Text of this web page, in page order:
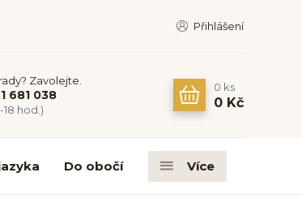
Přihlášení
Zavolejte.
681 038
hod.)
0 ks
0 Kč
Do obočí Více